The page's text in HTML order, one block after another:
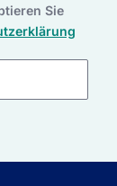
Sie